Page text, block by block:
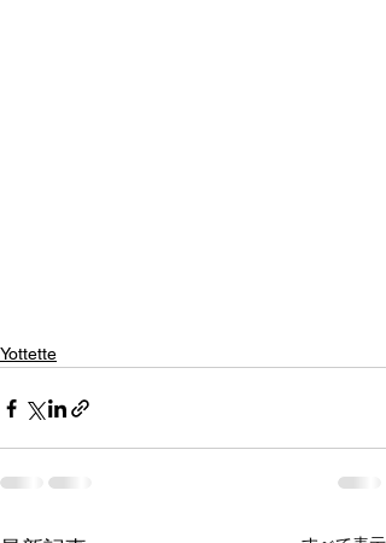
Yottette